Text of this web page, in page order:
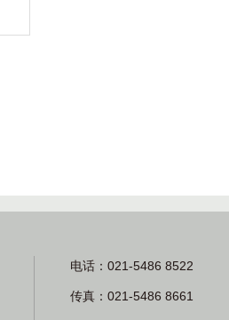
电话：021-5486 8522
传真：021-5486 8661